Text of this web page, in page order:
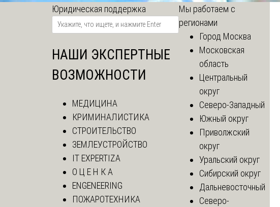
Юридическая поддержка
НАШИ ЭКСПЕРТНЫЕ
ВОЗМОЖНОСТИ
МЕДИЦИНА
КРИМИНАЛИСТИКА
СТРОИТЕЛЬСТВО
ЗЕМЛЕУСТРОЙСТВО
IT EXPERTIZA
О Ц Е Н К А
ENGENEERING
ПОЖАРОТЕХНИКА
Мы работаем с
регионами
Город Москва
Московская
область
Центральный
округ
Северо-Западный
Южный округ
Приволжский
округ
Уральский округ
Сибирский округ
Дальневосточный
Северо-